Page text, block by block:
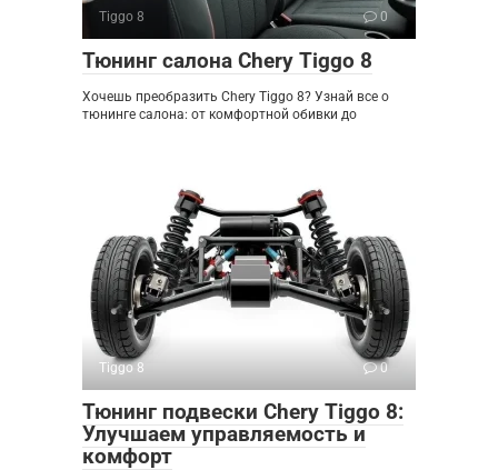
Tiggo 8 0
Тюнинг салона Chery Tiggo 8
Хочешь преобразить Chery Tiggo 8? Узнай все о
тюнинге салона: от комфортной обивки до
Tiggo 8 0
Тюнинг подвески Chery Tiggo 8:
Улучшаем управляемость и
комфорт